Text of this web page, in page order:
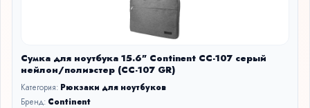
Сумка для ноутбука 15.6" Continent CC-107 серый
нейлон/полиэстер (CC-107 GR)
Категория: Рюкзаки для ноутбуков
Бренд: Continent